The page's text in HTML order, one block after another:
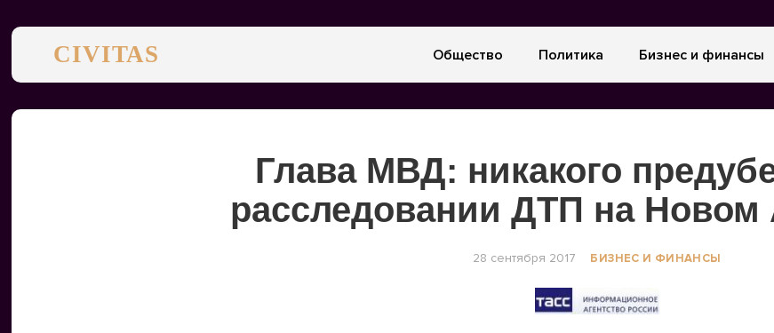
CIVITAS Общество Политика Бизнес и финансы
Глава МВД: никакого
расследовании ДТП на Новом
28 сентября 2017 БИЗНЕС И ФИНАНСЫ